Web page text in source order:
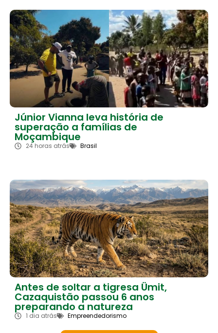
Júnior Vianna leva história de
superação a famílias de
Moçambique
24 horas atrás Brasil
Antes de soltar a tigresa Ümit,
Cazaquistão passou 6 anos
preparando a natureza
1 dia atrás Empreendedorismo